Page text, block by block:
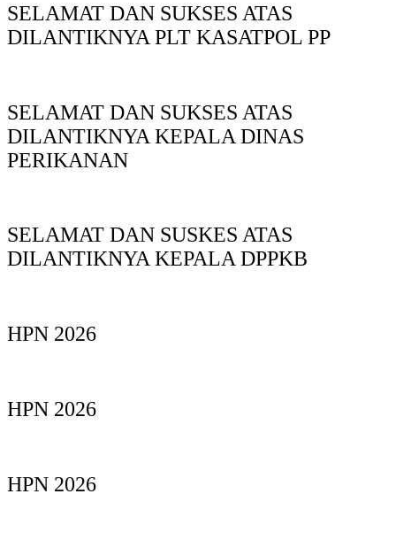
SELAMAT DAN SUKSES ATAS
DILANTIKNYA PLT KASATPOL PP
SELAMAT DAN SUKSES ATAS
DILANTIKNYA KEPALA DINAS
PERIKANAN
SELAMAT DAN SUSKES ATAS
DILANTIKNYA KEPALA DPPKB
HPN 2026
HPN 2026
HPN 2026